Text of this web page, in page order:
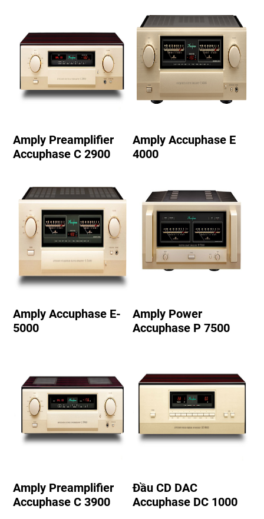
Amply Preamplifier
Accuphase C 2900
Amply Accuphase E
4000
Amply Accuphase E-
5000
Amply Power
Accuphase P 7500
Amply Preamplifier
Accuphase C 3900
Đầu CD DAC
Accuphase DC 1000